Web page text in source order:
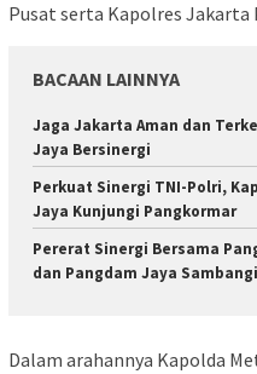
Pusat serta Kapolres Jakarta
BACAAN LAINNYA
Jaga Jakarta Aman dan
Jaya Bersinergi
Perkuat Sinergi TNI-Polri,
Jaya Kunjungi Pangkormar
Pererat Sinergi Bersama
dan Pangdam Jaya
Dalam arahannya Kapolda